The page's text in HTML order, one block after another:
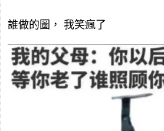
誰做的圖， 我笑瘋了